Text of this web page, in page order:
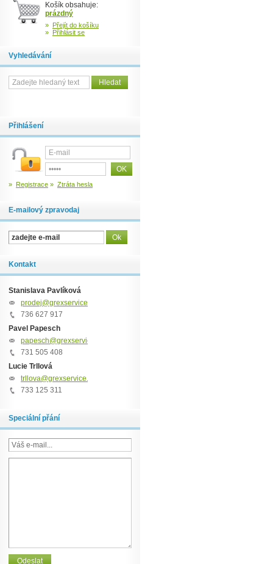
Košík obsahuje:
prázdný
» Přejít do košíku
» Přihlásit se
Vyhledávání
Přihlášení
» Registrace » Ztráta hesla
E-mailový zpravodaj
Kontakt
Stanislava Pavlíková
prodej@grexservice.cz
736 627 917
Pavel Papesch
papesch@grexservice.cz
731 505 408
Lucie Trllová
trllova@grexservice.cz
733 125 311
Speciální přání